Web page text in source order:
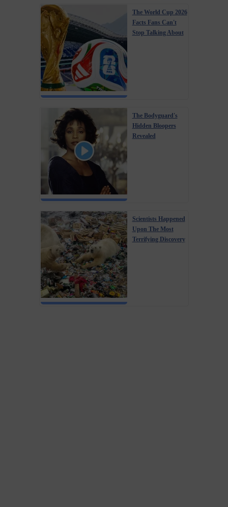
The World Cup 2026
Facts Fans Can't
Stop Talking About
The Bodyguard's
Hidden Bloopers
Revealed
Scientists Happened
Upon The Most
Terrifying Discovery